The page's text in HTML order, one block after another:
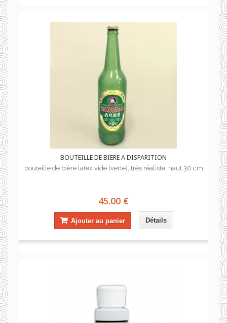
BOUTEILLE DE BIERE A DISPARITION
bouteille de bière latex vide (verte), très réaliste. haut 30 cm
45.00 €
Ajouter au panier Détails